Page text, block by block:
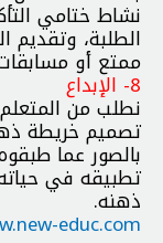
نشاط ختامي
الطلبة، وتقديم
ممتع أو
8- الإبداع
نطلب من
تصميم خريطة
بالصور عما
تطبيقه في
ذهنه.
educ.com